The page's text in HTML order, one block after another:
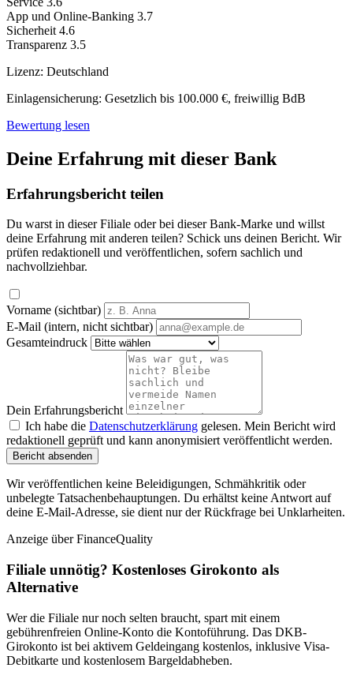
App und Online-Banking 3.7
Sicherheit 4.6
Transparenz 3.5
Lizenz: Deutschland
Einlagensicherung: Gesetzlich bis 100.000 €, freiwillig BdB
Bewertung lesen
Deine Erfahrung mit dieser Bank
Erfahrungsbericht teilen
Du warst in dieser Filiale oder bei dieser Bank-Marke und willst
deine Erfahrung mit anderen teilen? Schick uns deinen Bericht. Wir
prüfen redaktionell und veröffentlichen, sofern sachlich und
nachvollziehbar.
Vorname (sichtbar)
E-Mail (intern, nicht sichtbar)
Gesamteindruck
Dein Erfahrungsbericht
Ich habe die Datenschutzerklärung gelesen. Mein Bericht wird
redaktionell geprüft und kann anonymisiert veröffentlicht werden.
Bericht absenden
Wir veröffentlichen keine Beleidigungen, Schmähkritik oder
unbelegte Tatsachenbehauptungen. Du erhältst keine Antwort auf
deine E-Mail-Adresse, sie dient nur der Rückfrage bei Unklarheiten.
Anzeige über FinanceQuality
Filiale unnötig? Kostenloses Girokonto als
Alternative
Wer die Filiale nur noch selten braucht, spart mit einem
gebührenfreien Online-Konto die Kontoführung. Das DKB-
Girokonto ist bei aktivem Geldeingang kostenlos, inklusive Visa-
Debitkarte und kostenlosem Bargeldabheben.